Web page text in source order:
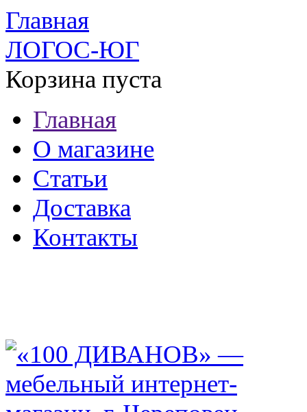
Главная
ЛОГОС-ЮГ
Корзина пуста
Главная
О магазине
Статьи
Доставка
Контакты